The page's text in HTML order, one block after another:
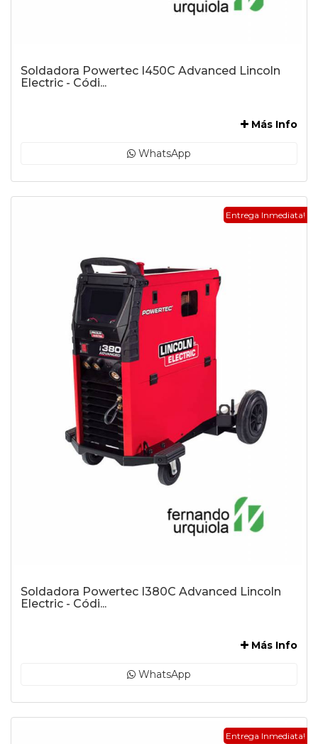
Soldadora Powertec I450C Advanced Lincoln
Electric - Códi...
Más Info
WhatsApp
Entrega Inmediata!
Soldadora Powertec I380C Advanced Lincoln
Electric - Códi...
Más Info
WhatsApp
Entrega Inmediata!